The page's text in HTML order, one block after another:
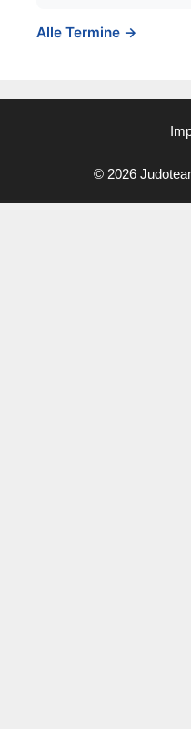
Alle Termine →
© 2026